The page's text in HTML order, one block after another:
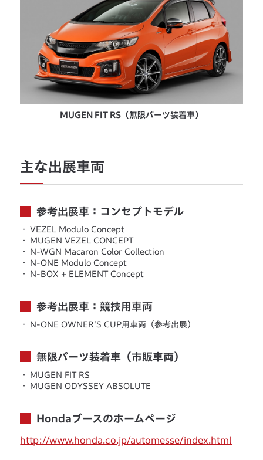
MUGEN FIT RS（無限パーツ装着車）
主な出展車両
参考出展車：コンセプトモデル
・
VEZEL Modulo Concept
・
MUGEN VEZEL CONCEPT
・
N-WGN Macaron Color Collection
・
N-ONE Modulo Concept
・
N-BOX + ELEMENT Concept
参考出展車：競技用車両
・ N-ONE OWNER'S CUP用車両（参考出展）
無限パーツ装着車（市販車両）
・
MUGEN FIT RS
・
MUGEN ODYSSEY ABSOLUTE
Hondaブースのホームページ
http://www.honda.co.jp/automesse/index.html